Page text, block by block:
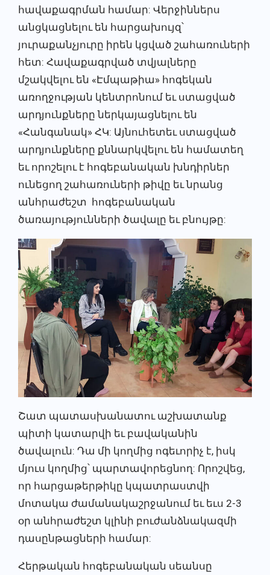
հավաքագրման համար: Վերջիններս
անցկացնելու են հարցախույզ՝
յուրաքանչյուրը իրեն կցված շահառուների
հետ: Հավաքագրված տվյալները
մշակվելու են «Էմպաթիա» հոգեկան
առողջության կենտրոնում եւ ստացված
արդյունքները ներկայացնելու են
«Հանգանակ» ՀԿ: Այնուհետեւ ստացված
արդյունքները քննարկվելու են համատեղ
եւ որոշելու է հոգեբանական խնդիրներ
ունեցող շահառուների թիվը եւ նրանց
անհրաժեշտ հոգեբանական
ծառայությունների ծավալը եւ բնույթը:
Շատ պատասխանատու աշխատանք
պիտի կատարվի եւ բավականին
ծավալուն: Դա մի կողմից ոգեւորիչ է, իսկ
մյուս կողմից՝ պարտավորեցնող: Որոշվեց,
որ հարցաթերթիկը կպատրաստվի
մոտակա ժամանակաշրջանում եւ եւս 2-3
օր անհրաժեշտ կլինի բուժանձնակազմի
դասընթացների համար:
Հերթական հոգեբանական սեանսը